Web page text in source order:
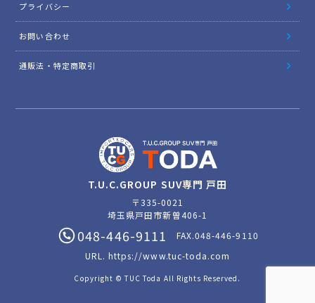
プライバシー
お問い合わせ
通販法・特定商取引
T.U.C.GROUP SUV専門 戸田
〒335-0021
埼玉県戸田市新曽406-1
048-446-9111
FAX.048-446-9110
URL.https://www.tuc-toda.com
Copyright © TUC Toda All Rights Reserved.